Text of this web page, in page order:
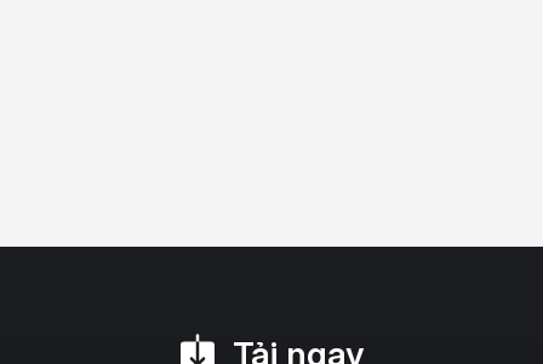
Tải ngay